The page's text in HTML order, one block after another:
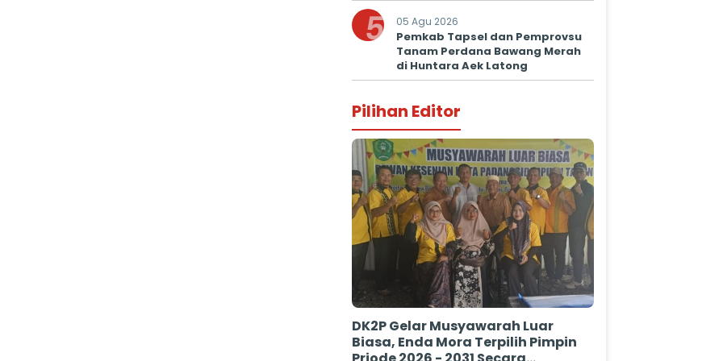
5 05 Agu 2026
Pemkab Tapsel dan Pemprovsu
Tanam Perdana Bawang Merah
di Huntara Aek Latong
Pilihan Editor
DK2P Gelar Musyawarah Luar
Biasa, Enda Mora Terpilih Pimpin